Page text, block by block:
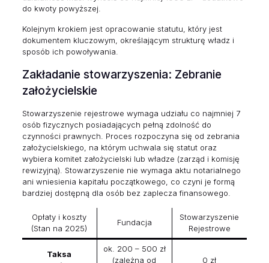
do kwoty powyższej.
Kolejnym krokiem jest opracowanie statutu, który jest
dokumentem kluczowym, określającym strukturę władz i
sposób ich powoływania.
Zakładanie stowarzyszenia: Zebranie
założycielskie
Stowarzyszenie rejestrowe wymaga udziału co najmniej 7
osób fizycznych posiadających pełną zdolność do
czynności prawnych. Proces rozpoczyna się od zebrania
założycielskiego, na którym uchwala się statut oraz
wybiera komitet założycielski lub władze (zarząd i komisję
rewizyjną). Stowarzyszenie nie wymaga aktu notarialnego
ani wniesienia kapitału początkowego, co czyni je formą
bardziej dostępną dla osób bez zaplecza finansowego.
Opłaty i koszty
(Stan na 2025)
Fundacja
Stowarzyszenie
Rejestrowe
Taksa
ok. 200 – 500 zł
(zależna od
0 zł